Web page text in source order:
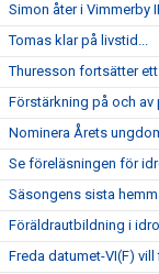
Simon åter i Vimmerby
Tomas klar på livstid...
Thuresson fortsätter
Förstärkning på och av
Nominera Årets
Se föreläsningen för
Säsongens sista
Föräldrautbildning i
Freda datumet-VI(F)